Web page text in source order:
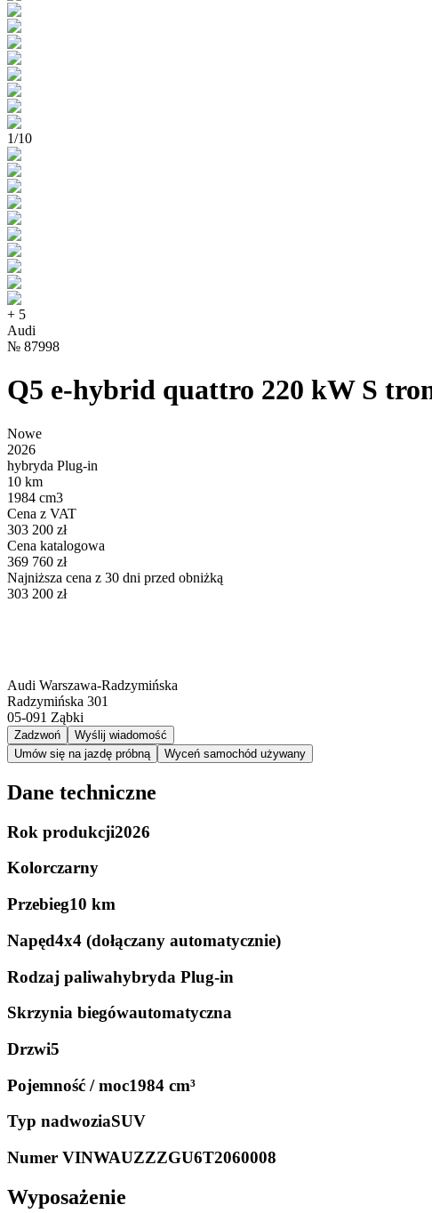
1/10
+ 5
Audi
№ 87998
Q5 e-hybrid quattro 220 kW S
Nowe
2026
hybryda Plug-in
10 km
1984 cm3
Cena z VAT
303 200 zł
Cena katalogowa
369 760 zł
Najniższa cena z 30 dni przed obniżką
303 200 zł
Audi Warszawa-Radzymińska
Radzymińska 301
05-091 Ząbki
Zadzwoń
Wyślij wiadomość
Umów się na jazdę próbną
Wyceń samochód używany
Dane techniczne
Rok produkcji2026
Kolorczarny
Przebieg10 km
Napęd4x4 (dołączany automatycznie)
Rodzaj paliwahybryda Plug-in
Skrzynia biegówautomatyczna
Drzwi5
Pojemność / moc1984 cm³
Typ nadwoziaSUV
Numer VINWAUZZZGU6T2060008
Wyposażenie